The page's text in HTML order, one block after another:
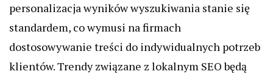
personalizacja wyników wyszukiwania stanie się
standardem, co wymusi na firmach
dostosowywanie treści do indywidualnych potrzeb
klientów. Trendy związane z lokalnym SEO będą